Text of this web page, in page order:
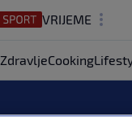
VRIJEME
ZdravljeCooking